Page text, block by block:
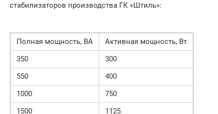
стабилизаторов производства ГК «Штиль»:
Полная мощность, ВА
Активная мощность, Вт
350
300
550
400
1000
750
1500
1125